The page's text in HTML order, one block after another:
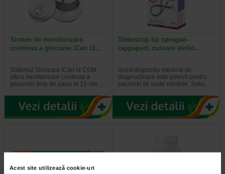
Acest site utilizează cookie-uri
Sistem de monitorizare
continua a glucozei iCan i3…
Sistemul Sinocare iCan i3 CGM
ofera monitorizare continua a
glicemiei timp de pana la 15 zile…
Stetoscop tip sprague-
rappaport, culoare violet…
Acest dispozitiv medical de
diagnosticare este potrivit pentru
pacientii de toate varstele. Setul…